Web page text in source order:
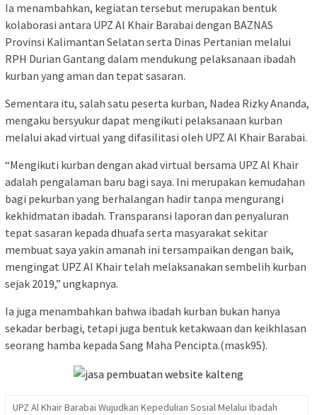
Ia menambahkan, kegiatan tersebut merupakan bentuk
kolaborasi antara UPZ Al Khair Barabai dengan BAZNAS
Provinsi Kalimantan Selatan serta Dinas Pertanian melalui
RPH Durian Gantang dalam mendukung pelaksanaan ibadah
kurban yang aman dan tepat sasaran.
Sementara itu, salah satu peserta kurban, Nadea Rizky Ananda,
mengaku bersyukur dapat mengikuti pelaksanaan kurban
melalui akad virtual yang difasilitasi oleh UPZ Al Khair Barabai.
“Mengikuti kurban dengan akad virtual bersama UPZ Al Khair
adalah pengalaman baru bagi saya. Ini merupakan kemudahan
bagi pekurban yang berhalangan hadir tanpa mengurangi
kekhidmatan ibadah. Transparansi laporan dan penyaluran
tepat sasaran kepada dhuafa serta masyarakat sekitar
membuat saya yakin amanah ini tersampaikan dengan baik,
mengingat UPZ Al Khair telah melaksanakan sembelih kurban
sejak 2019,” ungkapnya.
Ia juga menambahkan bahwa ibadah kurban bukan hanya
sekadar berbagi, tetapi juga bentuk ketakwaan dan keikhlasan
seorang hamba kepada Sang Maha Pencipta.(mask95).
UPZ Al Khair Barabai Wujudkan Kepedulian Sosial Melalui Ibadah